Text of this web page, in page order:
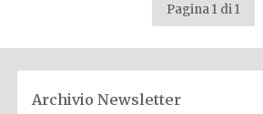
Pagina 1 di 1
Archivio Newsletter